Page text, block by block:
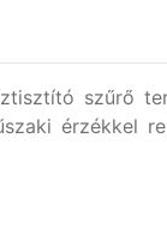
szűrő
érzékkel